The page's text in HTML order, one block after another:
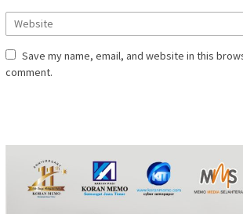
Save my name, email, and website in this
comment.